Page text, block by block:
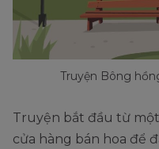
Truyện Bông
Truyện bắt đầu từ
cửa hàng bán hoa để